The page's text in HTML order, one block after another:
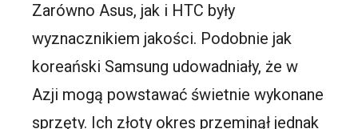
Zarówno Asus, jak i HTC były
wyznacznikiem jakości. Podobnie jak
koreański Samsung udowadniały, że w
Azji mogą powstawać świetnie wykonane
sprzęty. Ich złoty okres przeminął jednak